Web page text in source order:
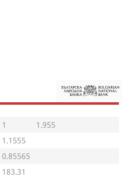
1
1.955
1.1555
0.85565
183.31